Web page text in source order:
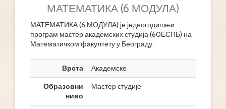
МАТЕМАТИКА (6 МОДУЛА)
МАТЕМАТИКА (6 МОДУЛА) је једногодишњи
програм мастер академских студија (60ЕСПБ) на
Математичком факултету у Београду.
Врста
Академске
Образовни
ниво
Мастер студије